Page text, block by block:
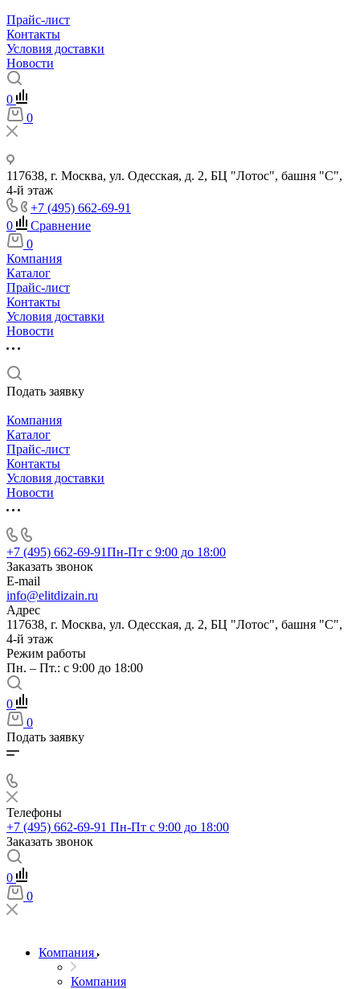
Прайс-лист
Контакты
Условия доставки
Новости
0
0
117638, г. Москва, ул. Одесская, д. 2, БЦ "Лотос", башня "С",
4-й этаж
+7 (495) 662-69-91
0
Сравнение
0
Компания
Каталог
Прайс-лист
Контакты
Условия доставки
Новости
Подать заявку
Компания
Каталог
Прайс-лист
Контакты
Условия доставки
Новости
+7 (495) 662-69-91Пн-Пт c 9:00 до 18:00
Заказать звонок
E-mail
info@elitdizain.ru
Адрес
117638, г. Москва, ул. Одесская, д. 2, БЦ "Лотос", башня "С",
4-й этаж
Режим работы
Пн. – Пт.: с 9:00 до 18:00
0
0
Подать заявку
Телефоны
+7 (495) 662-69-91 Пн-Пт c 9:00 до 18:00
Заказать звонок
0
0
Компания
Компания